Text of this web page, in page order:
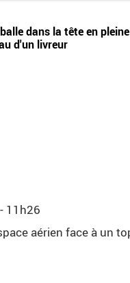
dans la tête en
d'un livreur
11h26
aérien face à un